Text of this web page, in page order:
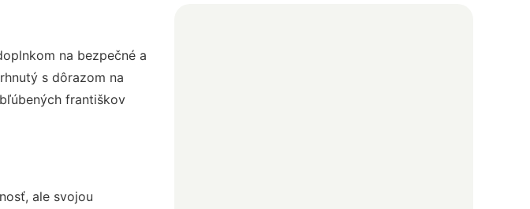
na bezpečné a
s dôrazom na
františkov
ale svojou